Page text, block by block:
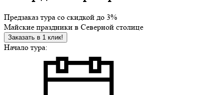
Предзаказ тура со скидкой до 3%
Майские праздники в Северной столице
Заказать в 1 клик!
Начало тура: